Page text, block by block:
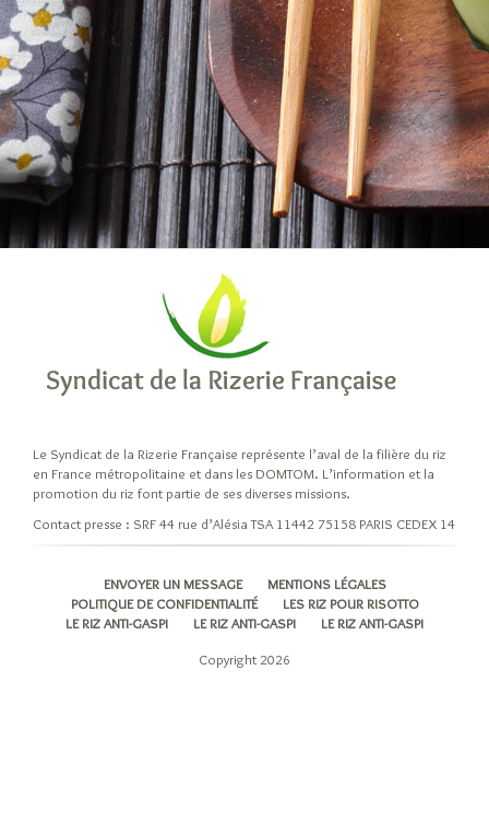
Le Syndicat de la Rizerie Française représente l’aval de la filière du riz
en France métropolitaine et dans les DOMTOM. L’information et la
promotion du riz font partie de ses diverses missions.
Contact presse : SRF 44 rue d’Alésia TSA 11442 75158 PARIS CEDEX 14
ENVOYER UN MESSAGE
MENTIONS LÉGALES
POLITIQUE DE CONFIDENTIALITÉ
LES RIZ POUR RISOTTO
LE RIZ ANTI-GASPI
LE RIZ ANTI-GASPI LE RIZ ANTI-GASPI
Copyright 2026